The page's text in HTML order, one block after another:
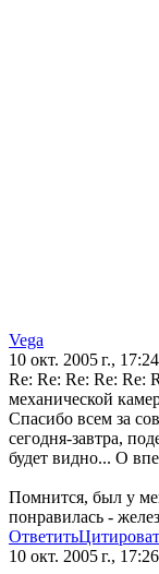
Vega
10 окт. 2005 г.,
Re: Re: Re: Re: Re:
механической
Спасибо всем за
сегодня-завтра,
будет видно... О
Помнится, был у
понравилась -
Ответить
10 окт. 2005 г.,